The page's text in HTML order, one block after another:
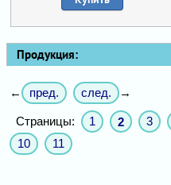
Продукция:
← пред. след. →
Страницы: 1 2 3
10
11